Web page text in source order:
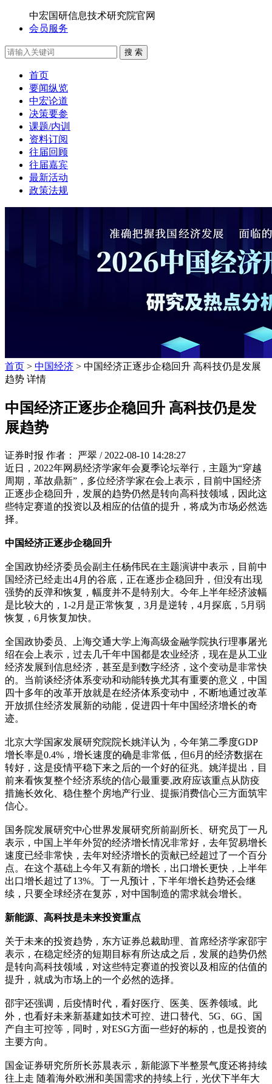
中宏国研信息技术研究院官网
会员服务
搜 索
首页
要闻纵览
中宏论道
决策要参
课题/内训
资料订阅
往届回顾
往届嘉宾
最新活动
政策法规
首页 > 中国经济 > 中国经济正逐步企稳回升 高科技仍是发展
趋势 详情
中国经济正逐步企稳回升 高科技仍是发
展趋势
证券时报 作者： 严翠 / 2022-08-10 14:28:27
近日，2022年网易经济学家年会夏季论坛举行，主题为“穿越
周期，革故鼎新”，多位经济学家在会上表示，目前中国经济
正逐步企稳回升，发展的趋势仍然是转向高科技领域，因此这
些特定赛道的投资以及相应的估值的提升，将成为市场必然选
择。
中国经济正逐步企稳回升
全国政协经济委员会副主任杨伟民在主题演讲中表示，目前中
国经济已经走出4月的谷底，正在逐步企稳回升，但没有出现
强势的反弹和恢复，幅度并不是特别大。今年上半年经济波幅
是比较大的，1-2月是正常恢复，3月是逆转，4月探底，5月弱
恢复，6月恢复加快。
全国政协委员、上海交通大学上海高级金融学院执行理事屠光
绍在会上表示，过去几千年中国都是农业经济，现在是从工业
经济发展到信息经济，甚至是到数字经济，这个变动是非常快
的。当前谈经济体系变动和动能转换尤其有重要的意义，中国
四十多年的改革开放就是在经济体系变动中，不断地通过改革
开放抓住经济发展新的动能，促进四十年中国经济增长的奇
迹。
北京大学国家发展研究院院长姚洋认为，今年第二季度GDP
增长率是0.4%，增长速度的确是非常低，但6月的经济数据在
转好，这是疫情平稳下来之后的一个好的征兆。姚洋提出，目
前来看恢复整个经济系统的信心最重要,政府应该重点从防疫
措施长效化、稳住整个房地产行业、提振消费信心三方面筑牢
信心。
国务院发展研究中心世界发展研究所前副所长、研究员丁一凡
表示，中国上半年外贸的经济增长情况非常好，去年贸易增长
速度已经非常快，去年对经济增长的贡献已经超过了一个百分
点。在这个基础上今年又有新的增长，出口增长更快，上半年
出口增长超过了13%。丁一凡预计，下半年增长趋势还会继
续，只要全球经济在复苏，对中国制造的需求就会增长。
新能源、高科技是未来投资重点
关于未来的投资趋势，东方证券总裁助理、首席经济学家邵宇
表示，在稳定经济的短期目标有所达成之后，发展的趋势仍然
是转向高科技领域，对这些特定赛道的投资以及相应的估值的
提升，就成为市场上的一个必然的选择。
邵宇还强调，后疫情时代，看好医疗、医美、医养领域。此
外，也看好未来新基建如技术可控、进口替代、5G、6G、国
产自主可控等，同时，对ESG方面一些好的标的，也是投资的
主要方向。
国金证券研究所所长苏晨表示，新能源下半整景气度还将持续
往上走 随着海外欧洲和美国需求的持续上行，光伏下半年大